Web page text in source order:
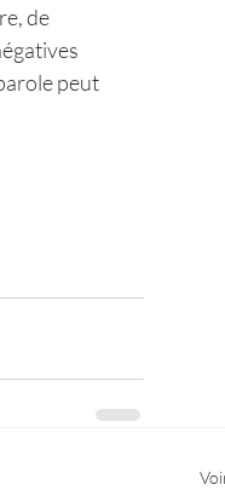
de
peut